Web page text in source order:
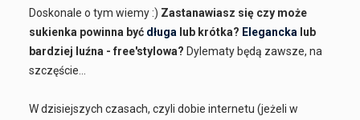
Doskonale o tym wiemy :) Zastanawiasz się czy może
sukienka powinna być długa lub krótka? Elegancka lub
bardziej luźna - free'stylowa? Dylematy będą zawsze, na
szczęście...
W dzisiejszych czasach, czyli dobie internetu (jeżeli w